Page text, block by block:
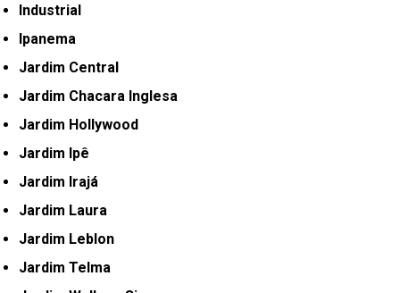
Industrial
Ipanema
Jardim Central
Jardim Chacara Inglesa
Jardim Hollywood
Jardim Ipê
Jardim Irajá
Jardim Laura
Jardim Leblon
Jardim Telma